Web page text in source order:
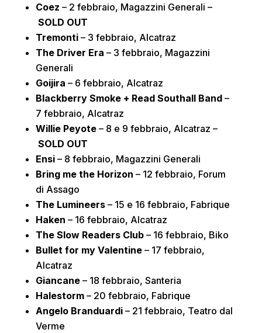
Coez – 2 febbraio, Magazzini Generali –
SOLD OUT
Tremonti – 3 febbraio, Alcatraz
The Driver Era – 3 febbraio, Magazzini
Generali
Goijira – 6 febbraio, Alcatraz
Blackberry Smoke + Read Southall Band–
7 febbraio, Alcatraz
Willie Peyote– 8 e 9 febbraio, Alcatraz –
SOLD OUT
Ensi – 8 febbraio, Magazzini Generali
Bring me the Horizon – 12 febbraio, Forum
di Assago
The Lumineers– 15 e 16 febbraio, Fabrique
Haken – 16 febbraio, Alcatraz
The Slow Readers Club– 16 febbraio, Biko
Bullet for my Valentine– 17 febbraio,
Alcatraz
Giancane– 18 febbraio, Santeria
Halestorm – 20 febbraio, Fabrique
Angelo Branduardi– 21 febbraio, Teatro dal
Verme